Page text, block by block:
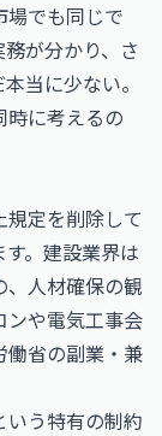
場でも同じで
が分かり、さ
当に少ない。
時に考えるの
定を削除して
。建設業界は
人材確保の観
ンや電気工事会
働省の副業・兼
いう特有の制約